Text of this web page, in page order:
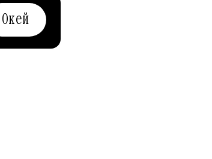
Окей